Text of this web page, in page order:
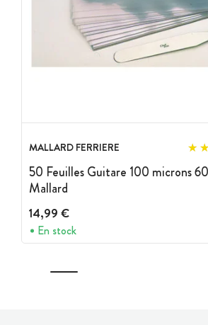
MALLARD FERRIERE
50 Feuilles Guitare 100 microns
Mallard
14,99 €
En stock